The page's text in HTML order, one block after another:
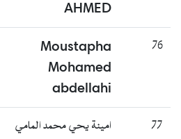
AHMED
76
Moustapha
Mohamed
abdellahi
77 امينة يحي محمد المامي